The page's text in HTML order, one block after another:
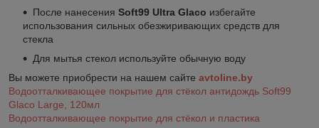
После нанесения Soft99 Ultra Glaco избегайте
использования сильных обезжиривающих средств для
стекла
Для мытья стекол используйте обычную воду
Вы можете приобрести на нашем сайте avtoline.by
Водоотталкивающее покрытие для стёкол антидождь Soft99
Glaco Large, 120мл
Водоотталкивающее покрытие для стёкол и пластика